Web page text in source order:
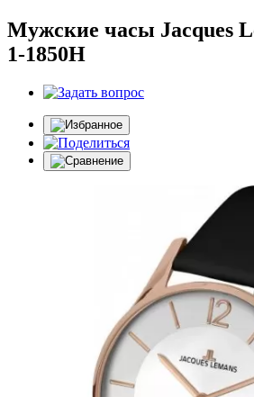
Мужские часы Jacques
1-1850H